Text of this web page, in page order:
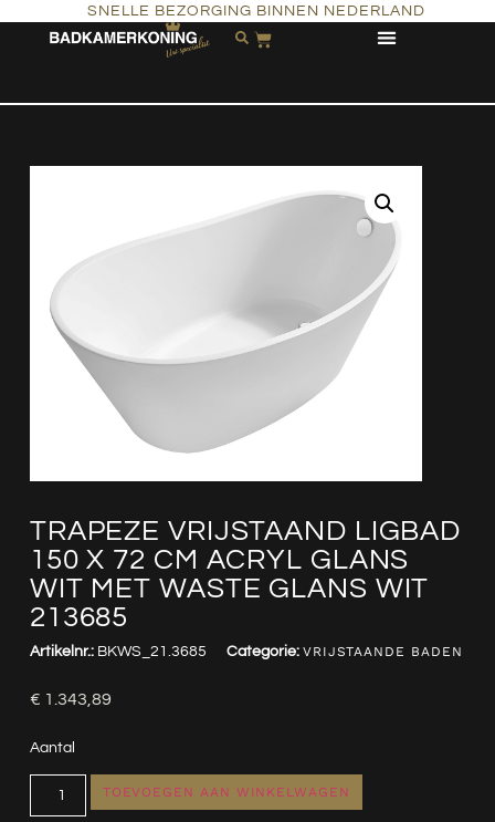
SNELLE BEZORGING BINNEN NEDERLAND
TRAPEZE VRIJSTAAND LIGBAD
150 X 72 CM ACRYL GLANS
WIT MET WASTE GLANS WIT
213685
Artikelnr.: BKWS_21.3685 Categorie: VRIJSTAANDE BADEN
€ 1.343,89
Aantal
TOEVOEGEN AAN WINKELWAGEN